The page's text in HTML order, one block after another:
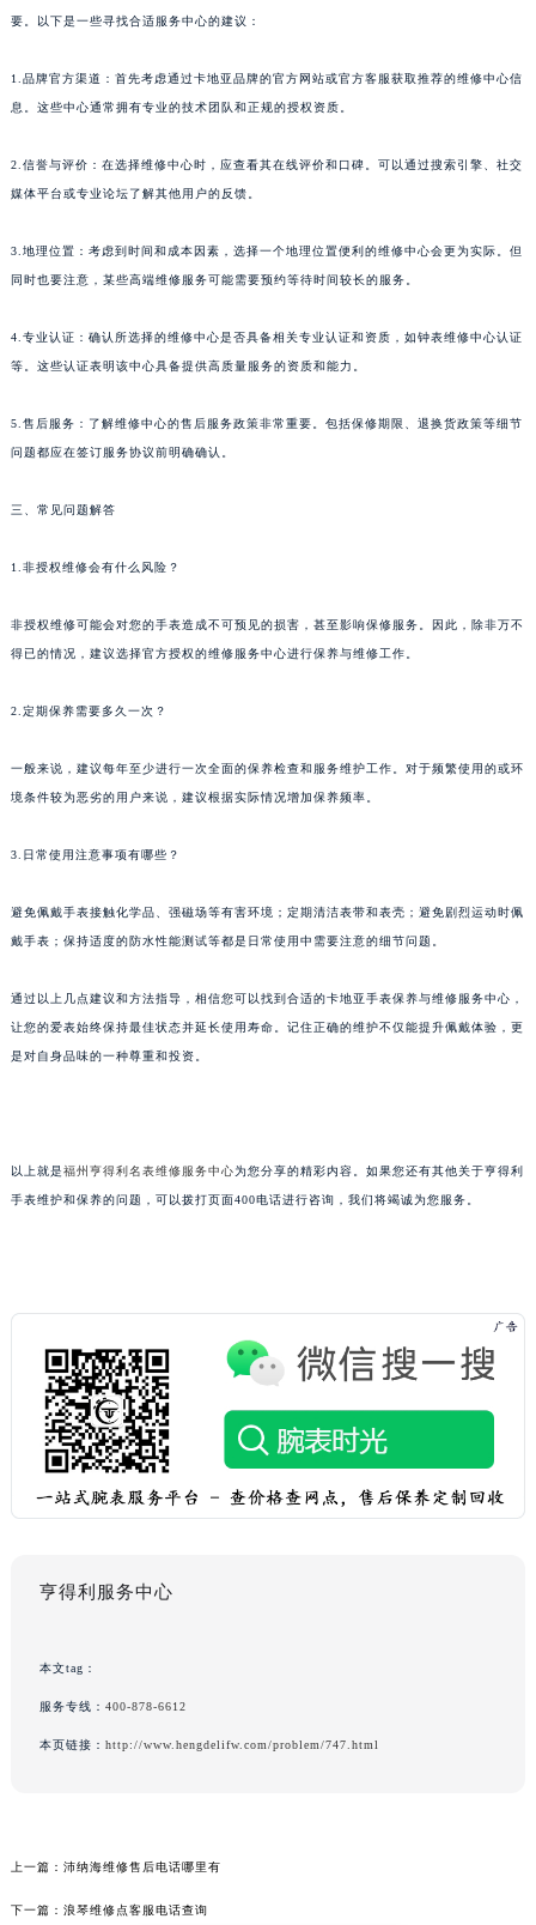
要。以下是一些寻找合适服务中心的建议：
1.品牌官方渠道：首先考虑通过卡地亚品牌的官方网站或官方客服获取推荐的维修中心信
息。这些中心通常拥有专业的技术团队和正规的授权资质。
2.信誉与评价：在选择维修中心时，应查看其在线评价和口碑。可以通过搜索引擎、社交
媒体平台或专业论坛了解其他用户的反馈。
3.地理位置：考虑到时间和成本因素，选择一个地理位置便利的维修中心会更为实际。但
同时也要注意，某些高端维修服务可能需要预约等待时间较长的服务。
4.专业认证：确认所选择的维修中心是否具备相关专业认证和资质，如钟表维修中心认证
等。这些认证表明该中心具备提供高质量服务的资质和能力。
5.售后服务：了解维修中心的售后服务政策非常重要。包括保修期限、退换货政策等细节
问题都应在签订服务协议前明确确认。
三、常见问题解答
1.非授权维修会有什么风险？
非授权维修可能会对您的手表造成不可预见的损害，甚至影响保修服务。因此，除非万不
得已的情况，建议选择官方授权的维修服务中心进行保养与维修工作。
2.定期保养需要多久一次？
一般来说，建议每年至少进行一次全面的保养检查和服务维护工作。对于频繁使用的或环
境条件较为恶劣的用户来说，建议根据实际情况增加保养频率。
3.日常使用注意事项有哪些？
避免佩戴手表接触化学品、强磁场等有害环境；定期清洁表带和表壳；避免剧烈运动时佩
戴手表；保持适度的防水性能测试等都是日常使用中需要注意的细节问题。
通过以上几点建议和方法指导，相信您可以找到合适的卡地亚手表保养与维修服务中心，
让您的爱表始终保持最佳状态并延长使用寿命。记住正确的维护不仅能提升佩戴体验，更
是对自身品味的一种尊重和投资。
以上就是福州亨得利名表维修服务中心为您分享的精彩内容。如果您还有其他关于亨得利
手表维护和保养的问题，可以拨打页面400电话进行咨询，我们将竭诚为您服务。
亨得利服务中心
本文tag：
服务专线： 400-878-6612
本页链接： http://www.hengdelifw.com/problem/747.html
上一篇： 沛纳海维修售后电话哪里有
下一篇： 浪琴维修点客服电话查询